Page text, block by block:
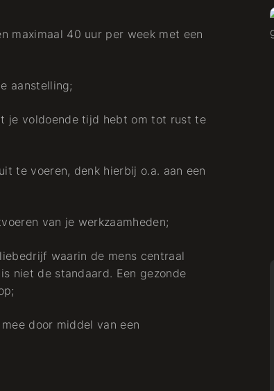
maximaal 40 uur per week met een
aanstelling;
je voldoende tijd hebt om tot rust te
te voeren, denk hierbij o.a. aan een
van je werkzaamheden;
waarin de mens centraal
niet de standaard. Een gezonde
door middel van een
Graven Es: ein
nachbarschaftlicher
Zuhause